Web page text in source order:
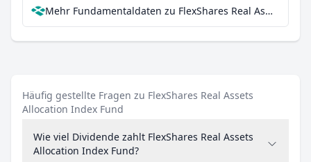
Mehr Fundamentaldaten zu FlexShares Real Assets Allocation Index Fund bei Parqet
Häufig gestellte Fragen zu FlexShares Real Assets
Allocation Index Fund
Wie viel Dividende zahlt FlexShares Real Assets
Allocation Index Fund?